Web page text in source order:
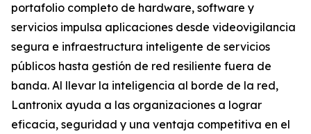
portafolio completo de hardware, software y
servicios impulsa aplicaciones desde videovigilancia
segura e infraestructura inteligente de servicios
públicos hasta gestión de red resiliente fuera de
banda. Al llevar la inteligencia al borde de la red,
Lantronix ayuda a las organizaciones a lograr
eficacia, seguridad y una ventaja competitiva en el